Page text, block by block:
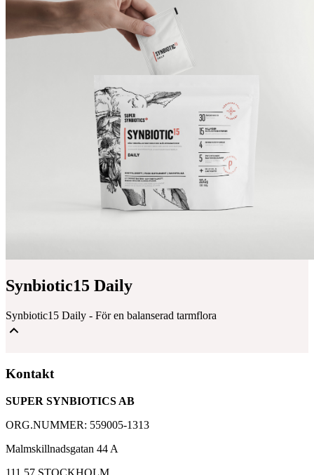
Synbiotic15 Daily
Synbiotic15 Daily - För en balanserad tarmflora
Baserad på 25 års forskning med Synbiotic 2000
Kontakt
SUPER SYNBIOTICS AB
ORG.NUMMER: 559005-1313
Malmskillnadsgatan 44 A
111 57 STOCKHOLM